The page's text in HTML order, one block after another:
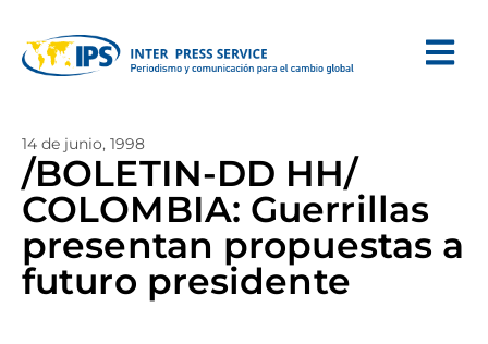
14 de junio, 1998
/BOLETIN-DD HH/
COLOMBIA: Guerrillas
presentan propuestas a
futuro presidente